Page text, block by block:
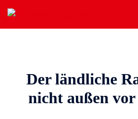
Zum
Inhalt
springen
Der ländliche
nicht außen